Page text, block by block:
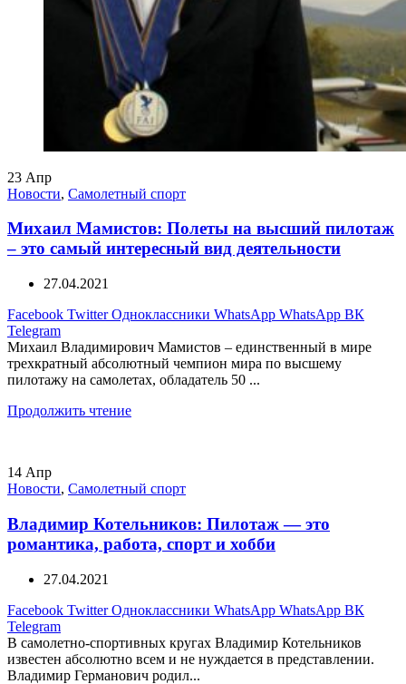
23 Апр
Новости, Самолетный спорт
Михаил Мамистов: Полеты на высший пилотаж
– это самый интересный вид деятельности
27.04.2021
Facebook Twitter Одноклассники WhatsApp WhatsApp ВК
Telegram
Михаил Владимирович Мамистов – единственный в мире
трехкратный абсолютный чемпион мира по высшему
пилотажу на самолетах, обладатель 50 ...
Продолжить чтение
14 Апр
Новости, Самолетный спорт
Владимир Котельников: Пилотаж — это
романтика, работа, спорт и хобби
27.04.2021
Facebook Twitter Одноклассники WhatsApp WhatsApp ВК
Telegram
В самолетно-спортивных кругах Владимир Котельников
известен абсолютно всем и не нуждается в представлении.
Владимир Германович родил...